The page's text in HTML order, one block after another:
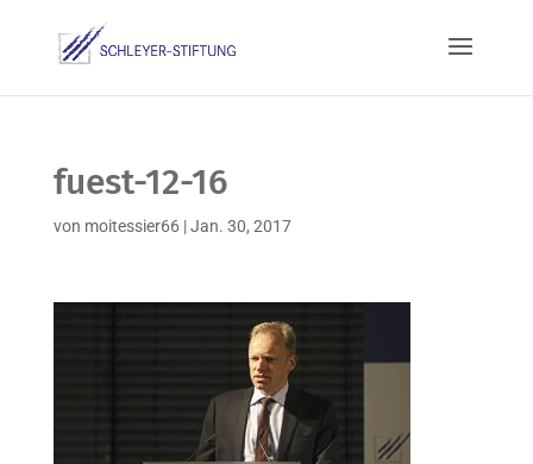
fuest-12-16
von moitessier66|Jan. 30, 2017